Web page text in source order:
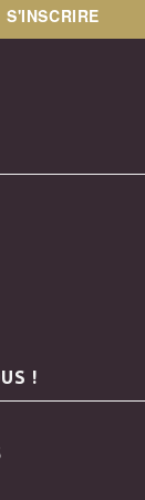
S'INSCRIRE
!